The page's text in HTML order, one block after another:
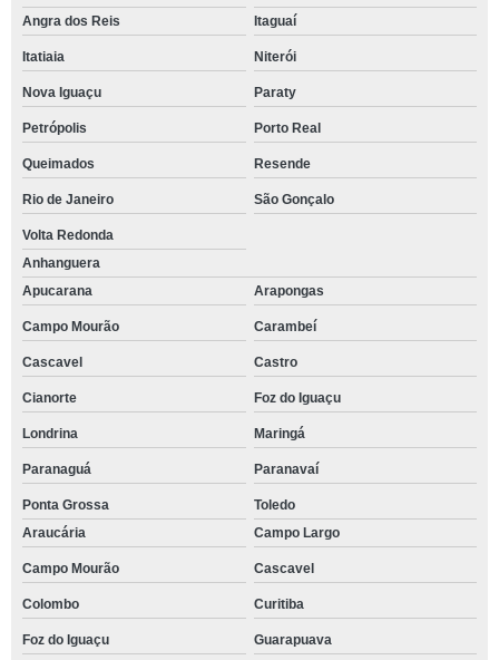
Angra dos Reis
Itaguaí
Itatiaia Niterói
Nova Iguaçu Paraty
Petrópolis Porto Real
Queimados Resende
Rio de Janeiro São Gonçalo
Volta Redonda
Anhanguera
Apucarana
Arapongas
Campo Mourão Carambeí
Cascavel Castro
Cianorte Foz do Iguaçu
Londrina Maringá
Paranaguá Paranavaí
Ponta Grossa
Toledo
Araucária
Campo Largo
Campo Mourão Cascavel
Colombo Curitiba
Foz do Iguaçu Guarapuava